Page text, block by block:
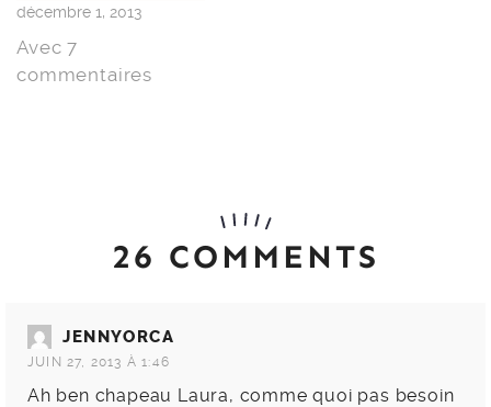
décembre 1, 2013
Avec 7
commentaires
26 COMMENTS
JENNYORCA
JUIN 27, 2013 À 1:46
Ah ben chapeau Laura, comme quoi pas besoin